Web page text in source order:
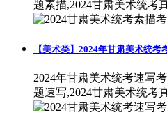
题素描,2024甘肃美术统考
【美术类】2024年甘肃美术统考
2024年甘肃美术统考速写
题速写,2024甘肃美术统考